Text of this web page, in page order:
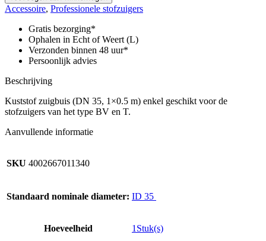
DN
35,
lengte
500
mm,
kunststof,
voor:
25/1,
NT
NT
aantal
Accessoire, Professionele stofzuigers
Gratis bezorging*
Ophalen in Echt of Weert (L)
Verzonden binnen 48 uur*
Persoonlijk advies
Beschrijving
Kuststof zuigbuis (DN 35, 1×0.5 m) enkel geschikt voor de
stofzuigers van het type BV en T.
Aanvullende informatie
SKU 4002667011340
Standaard nominale diameter: ID 35
Hoeveelheid 1Stuk(s)